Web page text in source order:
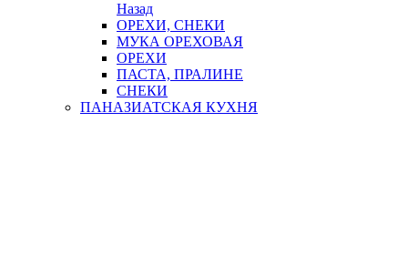
Назад
ОРЕХИ, СНЕКИ
МУКА ОРЕХОВАЯ
ОРЕХИ
ПАСТА, ПРАЛИНЕ
СНЕКИ
ПАНАЗИАТСКАЯ КУХНЯ